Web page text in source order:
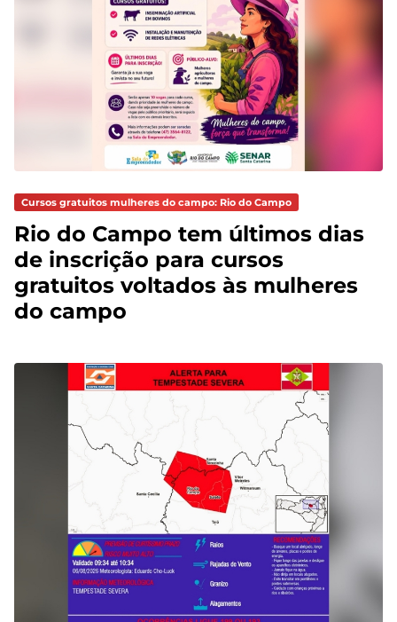
Cursos gratuitos mulheres do campo: Rio do Campo
Rio do Campo tem últimos dias
de inscrição para cursos
gratuitos voltados às mulheres
do campo